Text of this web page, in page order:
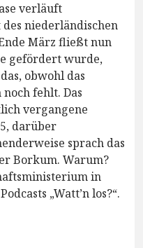
verläuft
des niederländischen
März fließt nun
gefördert wurde,
obwohl das
fehlt. Das
vergangene
darüber
sprach das
Borkum. Warum?
in
„Watt’n los?“.